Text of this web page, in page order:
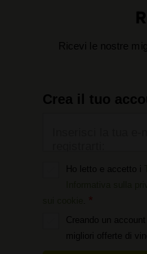
Ricevi le nostre
Crea il tuo
Ho letto e accetto i
Creando un
migliori offerte di